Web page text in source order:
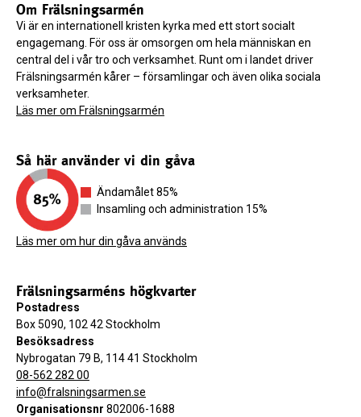
Om Frälsningsarmén
Vi är en internationell kristen kyrka med ett stort socialt
engagemang. För oss är omsorgen om hela människan en
central del i vår tro och verksamhet. Runt om i landet driver
Frälsningsarmén kårer – församlingar och även olika sociala
verksamheter.
Läs mer om Frälsningsarmén
Så här använder vi din gåva
Ändamålet 85%
Insamling och administration 15%
Läs mer om hur din gåva används
Frälsningsarméns högkvarter
Postadress
Box 5090, 102 42 Stockholm
Besöksadress
Nybrogatan 79 B, 114 41 Stockholm
08-562 282 00
info@fralsningsarmen.se
Organisationsnr 802006-1688